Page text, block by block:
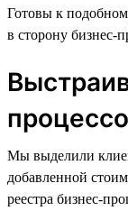
Готовы к
в сторону бизнес-
Мы выделили
добавленной
реестра бизнес-